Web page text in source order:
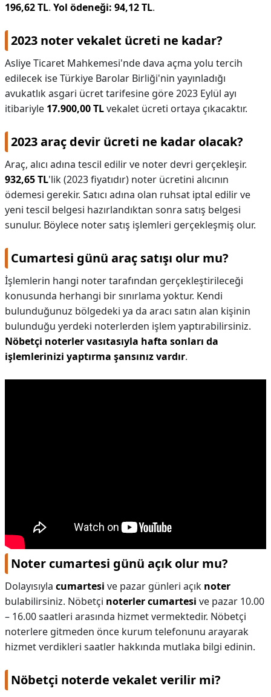
196,62 TL. Yol ödeneği: 94,12 TL.
2023 noter vekalet ücreti ne kadar?
Asliye Ticaret Mahkemesi'nde dava açma yolu tercih
edilecek ise Türkiye Barolar Birliği'nin yayınladığı
avukatlık asgari ücret tarifesine göre 2023 Eylül ayı
itibariyle 17.900,00 TLvekalet ücreti ortaya çıkacaktır.
2023 araç devir ücreti ne kadar olacak?
Araç, alıcı adına tescil edilir ve noter devri gerçekleşir.
932,65 TL'lik (2023 fiyatıdır) noter ücretini alıcının
ödemesi gerekir. Satıcı adına olan ruhsat iptal edilir ve
yeni tescil belgesi hazırlandıktan sonra satış belgesi
sunulur. Böylece noter satış işlemleri gerçekleşmiş olur.
Cumartesi günü araç satışı olur mu?
İşlemlerin hangi noter tarafından gerçekleştirileceği
konusunda herhangi bir sınırlama yoktur. Kendi
bulunduğunuz bölgedeki ya da aracı satın alan kişinin
bulunduğu yerdeki noterlerden işlem yaptırabilirsiniz.
Nöbetçi noterler vasıtasıyla hafta sonları da
işlemlerinizi yaptırma şansınız vardır.
Noter cumartesi günü açık olur mu?
Dolayısıyla cumartesi ve pazar günleri açık noter
bulabilirsiniz. Nöbetçi noterler cumartesi ve pazar 10.00
– 16.00 saatleri arasında hizmet vermektedir. Nöbetçi
noterlere gitmeden önce kurum telefonunu arayarak
hizmet verdikleri saatler hakkında mutlaka bilgi edinin.
Nöbetçi noterde vekalet verilir mi?